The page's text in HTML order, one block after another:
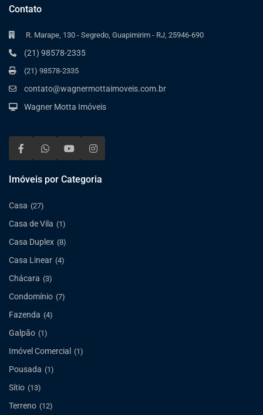
Contato
R. Marape, 130 - Segredo, Guapimirim - RJ, 25946-690
(21) 98578-2335
(21) 98578-2335
contato@wagnermottaimoveis.com.br
Wagner Motta Imóveis
Imóveis por Categoria
Casa (27)
Casa de Vila (1)
Casa Duplex (8)
Casa Linear (4)
Chácara (3)
Condomínio (7)
Fazenda (4)
Galpão (1)
Imóvel Comercial (1)
Pousada (1)
Sítio (13)
Terreno (12)